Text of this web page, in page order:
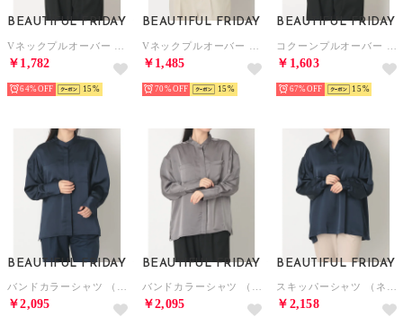
BEAUTIFUL FRIDAY
￥1,782
64% 15
BEAUTIFUL FRIDAY
￥1,485
70% 15
BEAUTIFUL FRIDAY
￥1,603
67% 15
BEAUTIFUL FRIDAY
￥2,095
BEAUTIFUL FRIDAY
￥2,095
BEAUTIFUL FRIDAY
￥2,158